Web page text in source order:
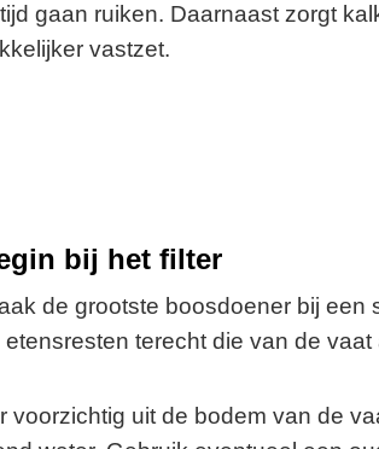
gaan ruiken. Daarnaast zorgt
vastzet.
bij het filter
de grootste boosdoener bij een
etensresten terecht die van de vaat
voorzichtig uit de bodem van de